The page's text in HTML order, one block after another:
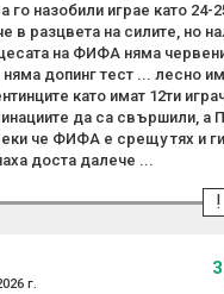
го назобили играе като 24-
в разцвета на силите, но
на ФИФА няма
няма допинг тест ... лесно
като имат 12ти
да са свършили, а
че ФИФА е срещу тях и
доста далече ...
!
г.
3